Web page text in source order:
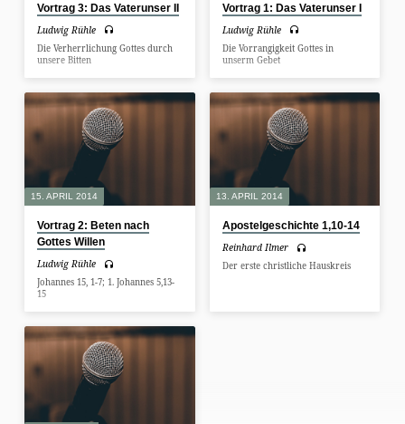
Vortrag 3: Das Vaterunser II
Ludwig Rühle
Die Verherrlichung Gottes durch
unsere Bitten
Vortrag 1: Das Vaterunser I
Ludwig Rühle
Die Vorrangigkeit Gottes in
unserm Gebet
15. APRIL 2014
Vortrag 2: Beten nach
Gottes Willen
Ludwig Rühle
Johannes 15, 1-7; 1. Johannes 5,13-
15
13. APRIL 2014
Apostelgeschichte 1,10-14
Reinhard Ilmer
Der erste christliche Hauskreis